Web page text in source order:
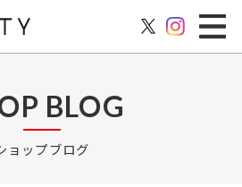
BLOG
ョップブログ